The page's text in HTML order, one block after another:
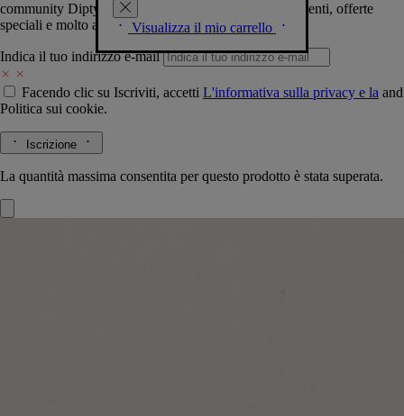
Visualizza il mio carrello
community Diptyque e tenerti al corrente su novità, eventi, offerte
speciali e molto altro.
Indica il tuo indirizzo e-mail
Facendo clic su Iscriviti, accetti L'informativa sulla privacy e la and
Politica sui cookie.
Iscrizione
La quantità massima consentita per questo prodotto è stata superata.